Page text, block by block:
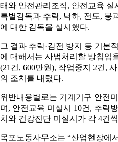
태와 안전관리조직, 안전교육
특별감독과 추락, 낙하, 전도, 붕
에 대한 감독을 실시했다.
그 결과 추락·감전 방지 등 기본
에 대해서는 사법처리할 방침임
(21건, 600만원), 작업중지 2건,
의 조치를 내렸다.
위반내용별로는 기계기구 안전
며, 안전교육 미실시 10건, 추락
치와 건강진단 미실시가 각 4건
목포노동사무소는 “산업현장에